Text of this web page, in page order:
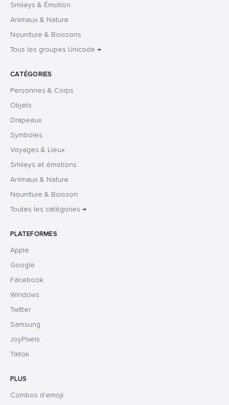
Smileys & Émotion
Animaux & Nature
Nourriture & Boissons
Tous les groupes Unicode →
CATÉGORIES
Personnes & Corps
Objets
Drapeaux
Symboles
Voyages & Lieux
Smileys et émotions
Animaux & Nature
Nourriture & Boisson
Toutes les catégories →
PLATEFORMES
Apple
Google
Facebook
Windows
Twitter
Samsung
JoyPixels
Tiktok
PLUS
Combos d'emoji